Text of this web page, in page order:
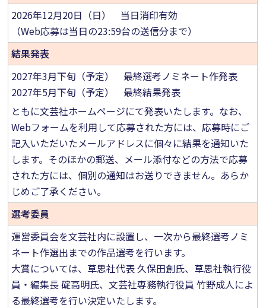
2026年12月20日（日） 当日消印有効
（Web応募は当日の23:59台の送信分まで）
結果発表
2027年3月下旬（予定） 最終選考ノミネート作発表
2027年5月下旬（予定） 最終結果発表
ともに文芸社ホームページにて発表いたします。なお、
Webフォームを利用して応募された方には、応募時にご
記入いただいたメールアドレスに個々に結果を通知いた
します。そのほかの郵送、メール添付などの方法で応募
された方には、個別の通知はお送りできません。あらか
じめご了承ください。
選考委員
運営委員会を文芸社内に設置し、一次から最終選考ノミ
ネート作選出までの作品選考を行います。
大賞については、草思社代表 久保田創氏、草思社執行役
員・編集長 碇高明氏、文芸社専務執行役員 竹野成人によ
る最終選考を行い決定いたします。